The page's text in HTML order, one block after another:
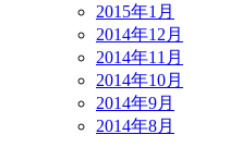
2015年1月
2014年12月
2014年11月
2014年10月
2014年9月
2014年8月